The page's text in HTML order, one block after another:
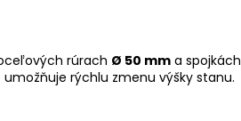
rúrach Ø 50 mm a spojkách
umožňuje rýchlu zmenu výšky stanu.